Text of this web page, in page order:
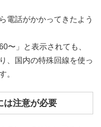
電話がかかってきたよう
〜」と表示されても、
、国内の特殊回線を使っ
。
は注意が必要